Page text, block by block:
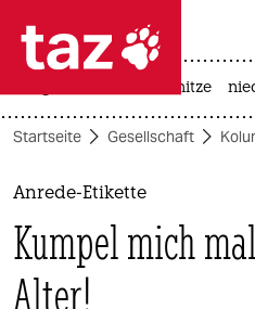
 taz zahl
taz zahl ich
themen
politik
öko
hitze
Startseite Gesellschaft
Anrede-Etikette
Kumpel mich
Alter!